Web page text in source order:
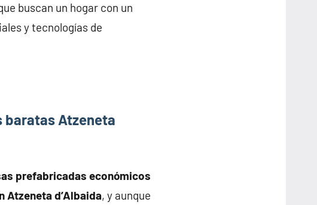
buscan un hogar con un
y tecnologías de
baratas Atzeneta
prefabricadas económicos
Atzeneta d’Albaida, y aunque